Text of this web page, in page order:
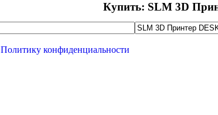
Купить: SLM 3D
Политику конфиденциальности